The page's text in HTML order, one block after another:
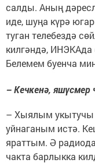
салды. Аның
иде, шуңа күрә
туган телебездә
килгәндә,
Белемем буенча
– Кечкенә, яшүсмер
– Хыялым укытучы
уйнаганым истә.
яраттым. Ә
чакта барлыкка